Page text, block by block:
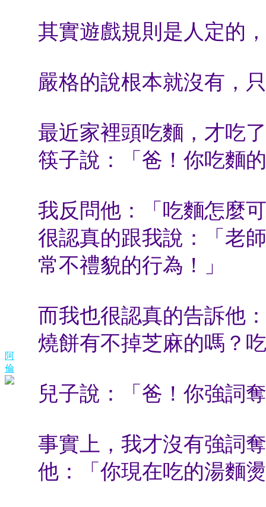
阿
倫
其實遊戲規則是人定的
嚴格的說根本就沒有，
最近家裡頭吃麵，才吃
筷子說：「爸！你吃麵
我反問他：「吃麵怎麼
很認真的跟我說：「老
常不禮貌的行為！」
而我也很認真的告訴他
燒餅有不掉芝麻的嗎？
兒子說：「爸！你強詞
事實上，我才沒有強詞
他：「你現在吃的湯麵